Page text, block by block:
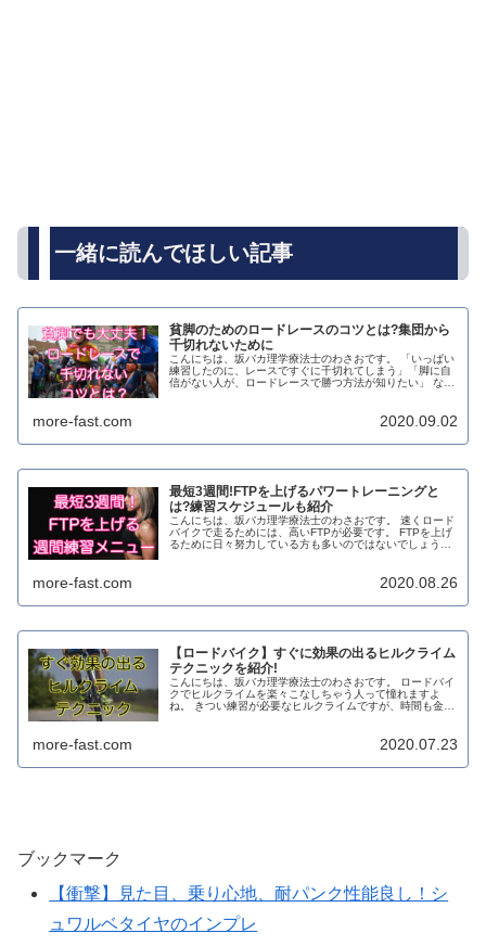
一緒に読んでほしい記事
貧脚のためのロードレースのコツとは?集団から
千切れないために
こんにちは、坂バカ理学療法士のわさおです。 「いっぱい
練習したのに、レースですぐに千切れてしまう」「脚に自
信がない人が、ロードレースで勝つ方法が知りたい」 なん
more-fast.com 2020.09.02
最短3週間!FTPを上げるパワートレーニングと
は?練習スケジュールも紹介
こんにちは、坂バカ理学療法士のわさおです。 速くロード
バイクで走るためには、高いFTPが必要です。 FTPを上げ
るために日々努力している方も多いのではないでしょう
more-fast.com 2020.08.26
【ロードバイク】すぐに効果の出るヒルクライム
テクニックを紹介!
こんにちは、坂バカ理学療法士のわさおです。 ロードバイ
クでヒルクライムを楽々こなしちゃう人って憧れますよ
ね。 きつい練習が必要なヒルクライムですが、時間も金も
more-fast.com 2020.07.23
ブックマーク
【衝撃】見た目、乗り心地、耐パンク性能良し！シ
ュワルベタイヤのインプレ